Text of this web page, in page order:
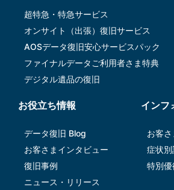
超特急・特急サービス
オンサイト（出張）復旧サービス
AOSデータ復旧安⼼サービスパック
ファイナルデータご利⽤者さま特典
デジタル遺品の復旧
お役立ち情報
データ復旧 Blog
お客さまインタビュー
復旧事例
ニュース・リリース
インフ
お客
症状
特別